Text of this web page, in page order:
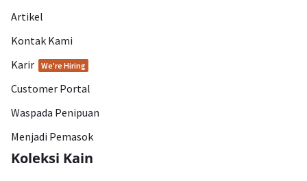
Artikel
Kontak Kami
Karir
We're Hiring
Customer Portal
Waspada Penipuan
Menjadi Pemasok
Koleksi Kain